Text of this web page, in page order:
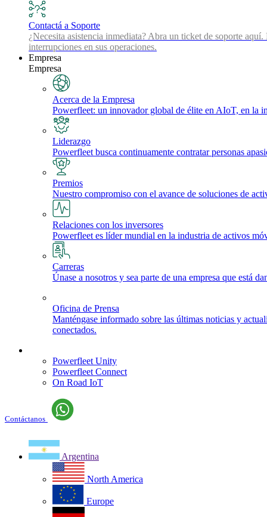
Contactá a Soporte
¿Necesita asistencia inmediata? Abra un ticket de soporte
interrupciones en sus operaciones.
Empresa
Empresa
Acerca de la Empresa
Powerfleet: un innovador global de élite en AIoT, en la
Liderazgo
Powerfleet busca continuamente contratar personas
Premios
Nuestro compromiso con el avance de soluciones de
Relaciones con los inversores
Powerfleet es líder mundial en la industria de activos
Carreras
Únase a nosotros y sea parte de una empresa que está
Oficina de Prensa
Manténgase informado sobre las últimas noticias y
conectados.
Powerfleet Unity
Powerfleet Connect
On Road IoT
Contáctanos
Argentina
North America
Europe